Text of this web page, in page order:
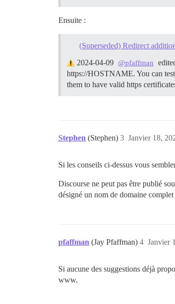
Ensuite :
(Superseded) Redirect
2024-04-09 @pfaffman
https://HOSTNAME. You can
them to have valid https
Stephen (Stephen) Janvier 18,
3
Si les conseils ci-dessus vous
Discourse ne peut pas être publié
désigné un nom de domaine
pfaffman (Jay Pfaffman) Janvier
4
Si aucune des suggestions déjà
www.